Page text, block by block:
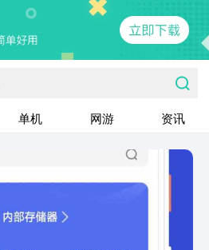
单机 网游 资讯